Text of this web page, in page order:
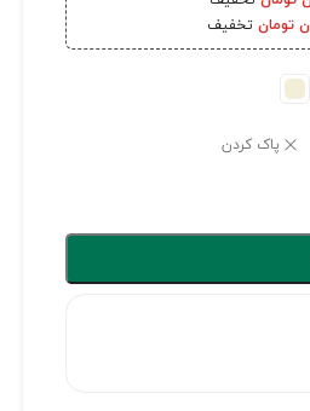
تخفیف
پاک کردن